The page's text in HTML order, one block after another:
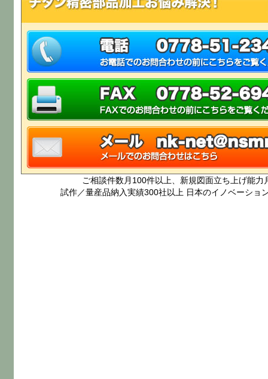
ご相談件数月100件以上、新規図面立ち上げ能力
試作／量産品納入実績300社以上 日本のイノベーショ